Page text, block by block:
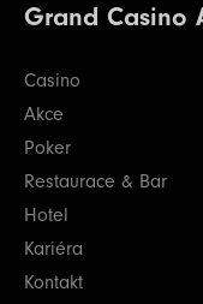
Grand Casino
Casino
Akce
Poker
Restaurace & Bar
Hotel
Kariéra
Kontakt